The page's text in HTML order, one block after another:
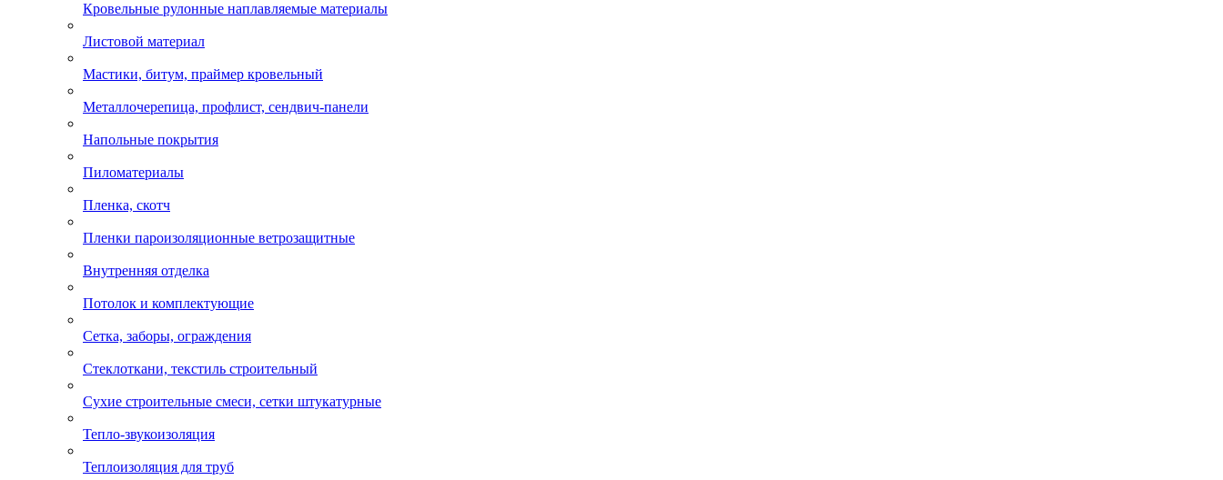
Кровельные рулонные наплавляемые материалы
Листовой материал
Мастики, битум, праймер кровельный
Металлочерепица, профлист, сендвич-панели
Напольные покрытия
Пиломатериалы
Пленка, скотч
Пленки пароизоляционные ветрозащитные
Внутренняя отделка
Потолок и комплектующие
Сетка, заборы, ограждения
Стеклоткани, текстиль строительный
Сухие строительные смеси, сетки штукатурные
Тепло-звукоизоляция
Теплоизоляция для труб